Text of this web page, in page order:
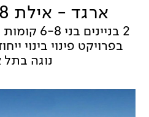
ארגד - אילת 48, תל אביב
בפרויקט פינוי בינוי
נוגה בתל